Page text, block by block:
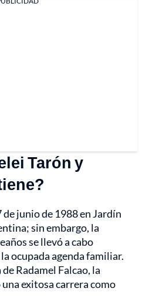
Tarón y
junio de 1988 en Jardín
sin embargo, la
se llevó a cabo
ocupada agenda familiar.
Radamel Falcao, la
exitosa carrera como